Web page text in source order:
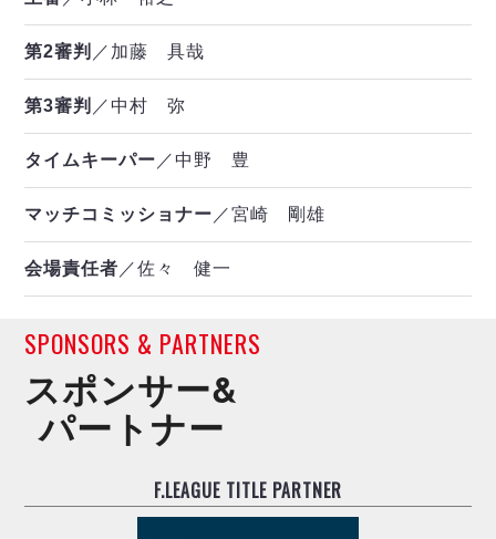
第2審判 ／加藤 具哉
第3審判 ／中村 弥
タイムキーパー ／中野 豊
マッチコミッショナー ／宮崎 剛雄
会場責任者 ／佐々 健一
SPONSORS & PARTNERS
スポンサー&
パートナー
F.LEAGUE TITLE PARTNER